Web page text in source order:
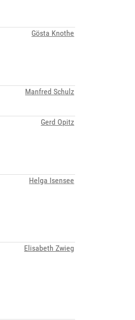
Gösta Knothe
Manfred Schulz
Gerd Opitz
Helga Isensee
Elisabeth Zwieg